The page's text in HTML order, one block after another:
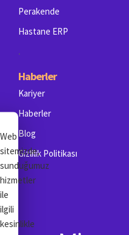
Perakende
Hastane ERP
.
Haberler
Kariyer
Haberler
Blog
Gizlilik Politikası
Web
sitemizde,
sunduğumuz
hizmetler
ile
ilgili
kesinlikle